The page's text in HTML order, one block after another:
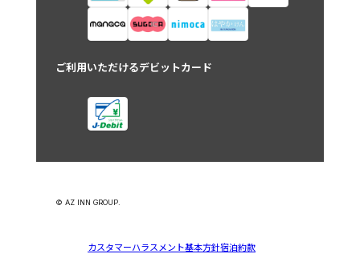
ご利用いただけるデビットカード
© AZ INN GROUP.
カスタマーハラスメント基本方針宿泊約款